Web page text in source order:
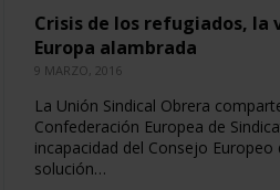
Crisis de los refugiados, la
Europa alambrada
9 MARZO, 2016
La Unión Sindical Obrera
Confederación Europea de
incapacidad del Consejo
solución…